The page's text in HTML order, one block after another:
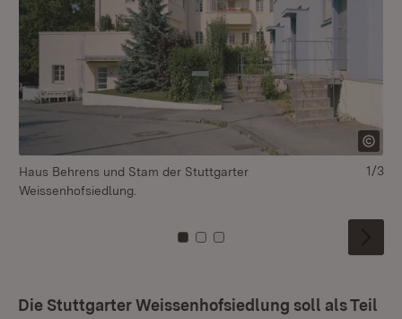
Haus Behrens und Stam der Stuttgarter
Weissenhofsiedlung.
Zu Kachel: 0
Zu Kachel: 1
Zu Kachel: 2
1/3
Die Stuttgarter Weissenhofsiedlung soll als Teil